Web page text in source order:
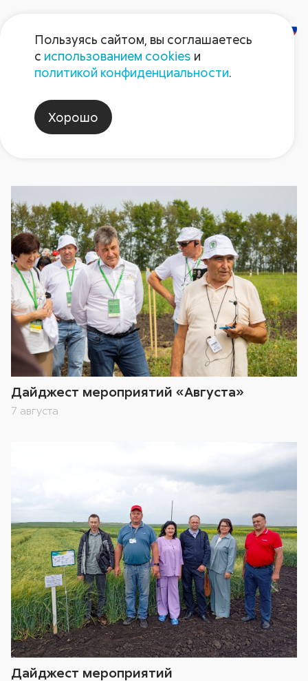
Новости
Дайджест мероприятий «Августа»
7 августа
Дайджест мероприятий
Пользуясь сайтом, вы соглашаетесь
с использованием cookies и
политикой конфиденциальности.
Хорошо